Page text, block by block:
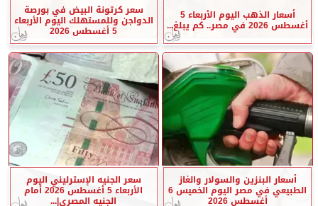
أسعار الذهب اليوم الأربعاء 5
أغسطس 2026 في مصر.. كم يبلغ...
سعر كرتونة البيض في بورصة
الدواجن وللمستهلك اليوم الأربعاء
5 أغسطس 2026
أسعار البنزين والسولار والغاز
الطبيعي في مصر اليوم الخميس 6
أغسطس 2026
سعر الجنيه الإسترليني اليوم
الأربعاء 5 أغسطس 2026 أمام
الجنيه المصري|...